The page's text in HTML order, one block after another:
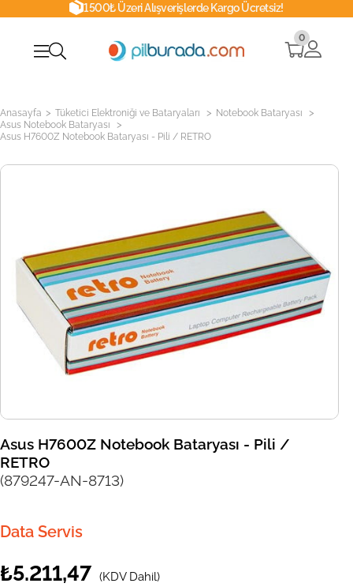
1500₺ Üzeri Alışverişlerde Kargo Ücretsiz!
0
Anasayfa > Tüketici Elektroniği ve Bataryaları > Notebook Bataryası >
Asus Notebook Bataryası >
Asus H7600Z Notebook Bataryası - Pili / RETRO
Asus H7600Z Notebook Bataryası - Pili /
RETRO
(879247-AN-8713)
Data Servis
₺5.211,47 (KDV Dahil)